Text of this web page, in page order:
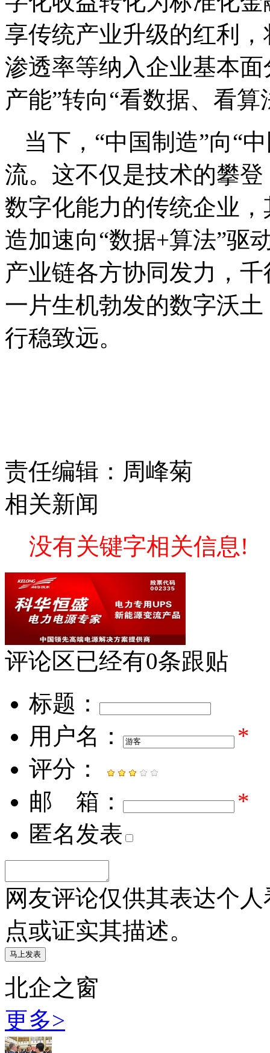
享传统产业升级的红利
渗透率等纳入企业基本
产能”转向“看数据、看算
当下，“中国制造”向“
流。这不仅是技术的攀
数字化能力的传统企业
造加速向“数据+算法”驱
产业链各方协同发力，
一片生机勃发的数字沃
行稳致远。
责任编辑：周峰菊
相关新闻
没有关键字相关信息!
评论区已经有0条跟贴
标题：
用户名：
*
评分：
邮 箱：
*
匿名发表
网友评论仅供其表达个
点或证实其描述。
北企之窗
更多>